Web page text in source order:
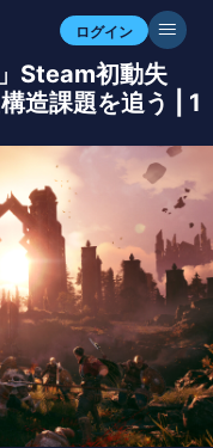
ログイン
Steam初動失
造課題を追う | 1